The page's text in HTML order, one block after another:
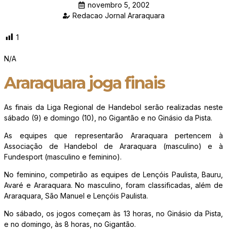
novembro 5, 2002
Redacao Jornal Araraquara
1
N/A
Araraquara joga finais
As finais da Liga Regional de Handebol serão realizadas neste
sábado (9) e domingo (10), no Gigantão e no Ginásio da Pista.
As equipes que representarão Araraquara pertencem à
Associação de Handebol de Araraquara (masculino) e à
Fundesport (masculino e feminino).
No feminino, competirão as equipes de Lençóis Paulista, Bauru,
Avaré e Araraquara. No masculino, foram classificadas, além de
Araraquara, São Manuel e Lençóis Paulista.
No sábado, os jogos começam às 13 horas, no Ginásio da Pista,
e no domingo, às 8 horas, no Gigantão.